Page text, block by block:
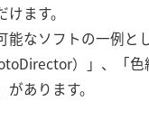
けます。
能なソフトの一例と
）」、「
があります。